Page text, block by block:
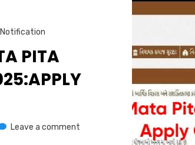
Notification
PITA
Leave a comment